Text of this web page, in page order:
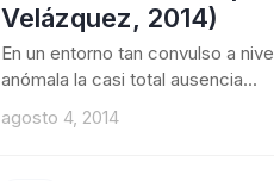
Velázquez, 2014)
En un entorno tan convulso a
anómala la casi total ausencia...
agosto 4, 2014